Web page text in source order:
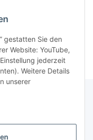
gestatten Sie den
Website: YouTube,
jederzeit
Weitere Details
unserer